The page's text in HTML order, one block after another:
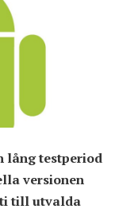
lång testperiod
versionen
till utvalda